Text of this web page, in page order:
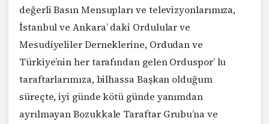
değerli Basın Mensupları ve televizyonlarımıza,
İstanbul ve Ankara’ daki Ordulular ve
Mesudiyeliler Derneklerine, Ordudan ve
Türkiye’nin her tarafından gelen Orduspor’ lu
taraftarlarımıza, bilhassa Başkan olduğum
süreçte, iyi günde kötü günde yanımdan
ayrılmayan Bozukkale Taraftar Grubu’na ve